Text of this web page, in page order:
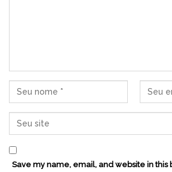
Save my name, email, and website in this